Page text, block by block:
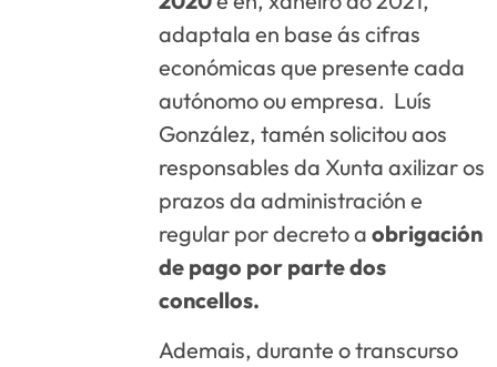
adaptala en base ás cifras
económicas que presente cada
autónomo ou empresa. Luís
González, tamén solicitou aos
responsables da Xunta axilizar os
prazos da administración e
regular por decreto aobrigación
de pago por parte dos
concellos.
Ademais, durante o transcurso